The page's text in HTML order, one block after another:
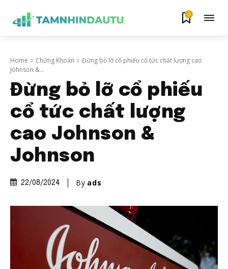
0
Home Chứng Khoán
Đừng bỏ lỡ cổ phiếu cổ tức chất lượng cao
Johnson &...
Đừng bỏ lỡ cổ phiếu
cổ tức chất lượng
cao Johnson &
Johnson
22/08/2024 By ads